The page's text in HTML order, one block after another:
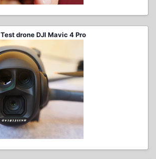
Test drone DJI Mavic 4 Pro